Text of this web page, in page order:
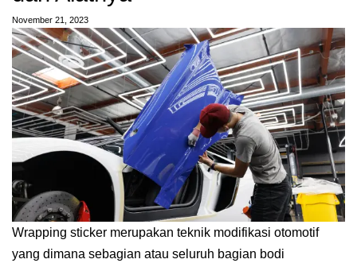
November 21, 2023
Wrapping sticker merupakan teknik modifikasi otomotif
yang dimana sebagian atau seluruh bagian bodi